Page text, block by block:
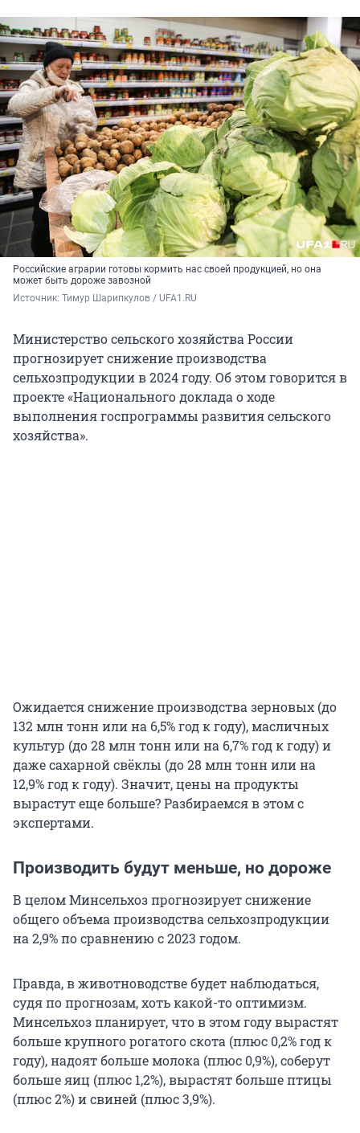
Российские аграрии готовы кормить нас своей продукцией, но она
может быть дороже завозной
Источник: Тимур Шарипкулов / UFA1.RU
Министерство сельского хозяйства России
прогнозирует снижение производства
сельхозпродукции в 2024 году. Об этом говорится в
проекте «Национального доклада о ходе
выполнения госпрограммы развития сельского
хозяйства».
Ожидается снижение производства зерновых (до
132 млн тонн или на 6,5% год к году), масличных
культур (до 28 млн тонн или на 6,7% год к году) и
даже сахарной свёклы (до 28 млн тонн или на
12,9% год к году). Значит, цены на продукты
вырастут еще больше? Разбираемся в этом с
экспертами.
Производить будут меньше, но дороже
В целом Минсельхоз прогнозирует снижение
общего объема производства сельхозпродукции
на 2,9% по сравнению с 2023 годом.
Правда, в животноводстве будет наблюдаться,
судя по прогнозам, хоть какой-то оптимизм.
Минсельхоз планирует, что в этом году вырастят
больше крупного рогатого скота (плюс 0,2% год к
году), надоят больше молока (плюс 0,9%), соберут
больше яиц (плюс 1,2%), вырастят больше птицы
(плюс 2%) и свиней (плюс 3,9%).